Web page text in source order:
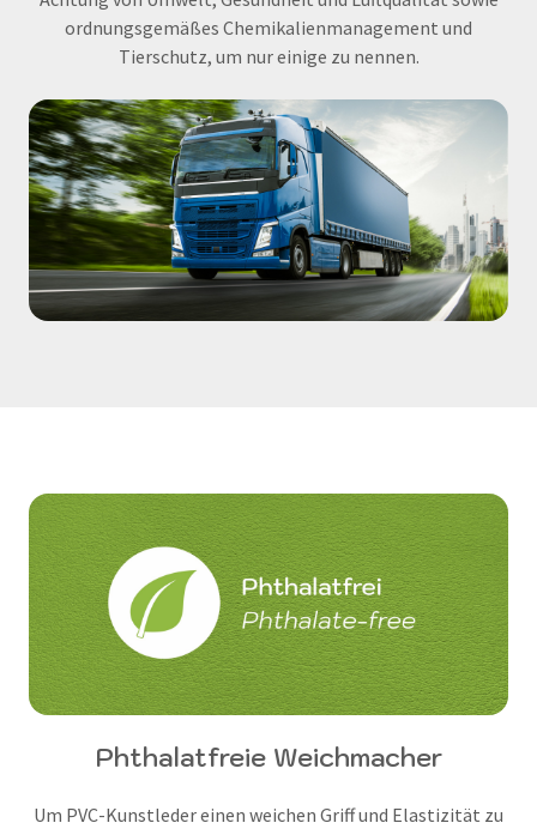
ordnungsgemäßes Chemikalienmanagement und
Tierschutz, um nur einige zu nennen.
Phthalatfreie Weichmacher
Um PVC-Kunstleder einen weichen Griff und Elastizität zu